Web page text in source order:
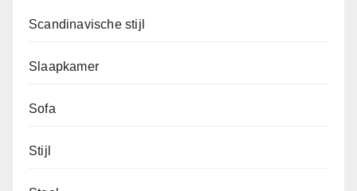
Scandinavische stijl
Slaapkamer
Sofa
Stijl